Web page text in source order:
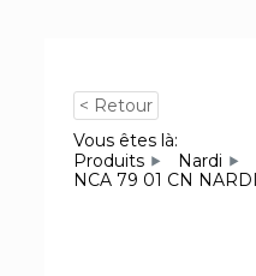
< Retour
Vous êtes là:
Produits
Nardi
NCA 79 01 CN NARDI